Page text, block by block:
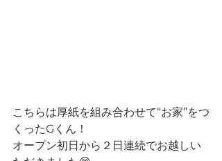
こちらは厚紙を組み合わせて“お家”をつ
くったGくん！
オープン初日から２日連続でお越しい